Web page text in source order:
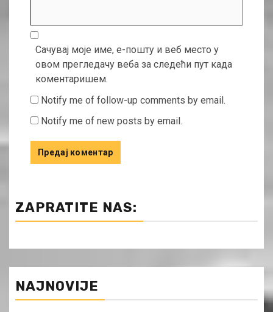
Сачувај моје име, е-пошту и веб место у
овом прегледачу веба за следећи пут када
коментаришем.
Notify me of follow-up comments by email.
Notify me of new posts by email.
ZAPRATITE NAS:
NAJNOVIJE